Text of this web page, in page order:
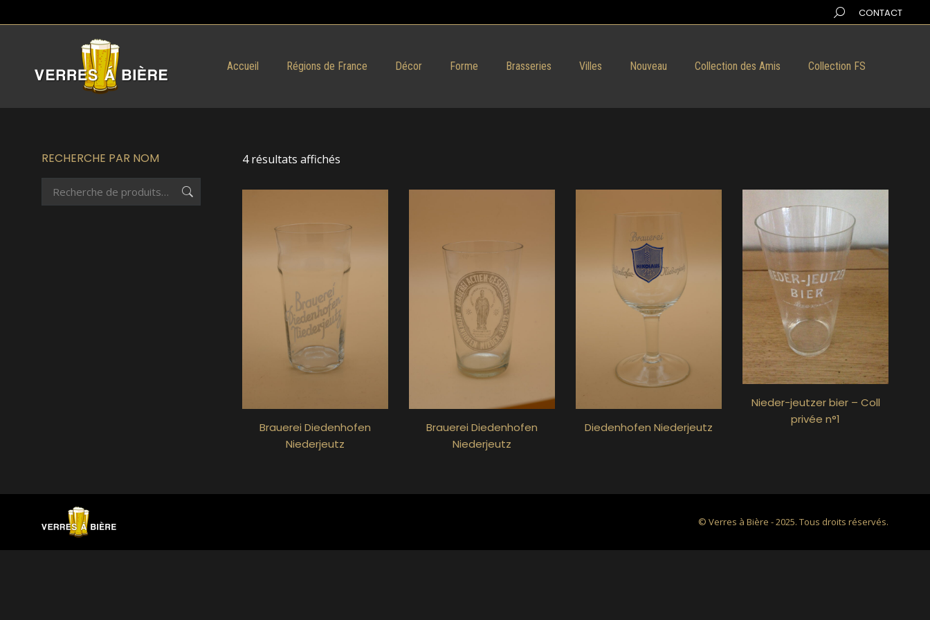
Search:CONTACT
Accueil Régions de France Décor Forme Brasseries Villes Nouveau Collection des Amis Collection FS
4 résultats affichés
Brauerei Diedenhofen
Niederjeutz
Brauerei Diedenhofen
Niederjeutz
Diedenhofen Niederjeutz
Nieder-jeutzer bier – Coll
privée n°1
RECHERCHE PAR NOM
© Verres à Bière - 2025. Tous droits réservés.